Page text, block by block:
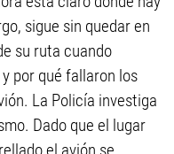
sigue sin quedar en
su ruta cuando
por qué fallaron los
La Policía investiga
Dado que el lugar